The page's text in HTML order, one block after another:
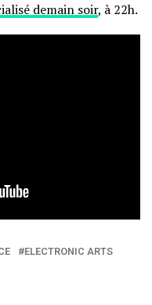
demain soir, à 22h.
ELECTRONIC ARTS